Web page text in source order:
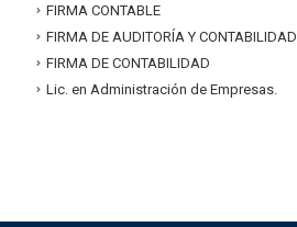
FIRMA CONTABLE
FIRMA DE AUDITORÍA Y CONTABILIDAD
FIRMA DE CONTABILIDAD
Lic. en Administración de Empresas.